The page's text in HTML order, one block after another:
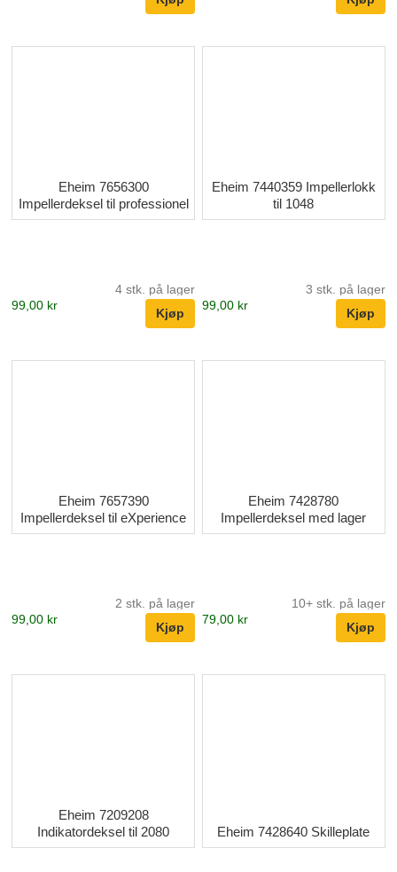
Eheim 7656300
Impellerdeksel til professionel
4 stk. på lager
99,00 kr
Eheim 7440359 Impellerlokk
til 1048
3 stk. på lager
99,00 kr
Eheim 7657390
Impellerdeksel til eXperience
2 stk. på lager
99,00 kr
Eheim 7428780
Impellerdeksel med lager
10+ stk. på lager
79,00 kr
Eheim 7209208
Indikatordeksel til 2080
Eheim 7428640 Skilleplate